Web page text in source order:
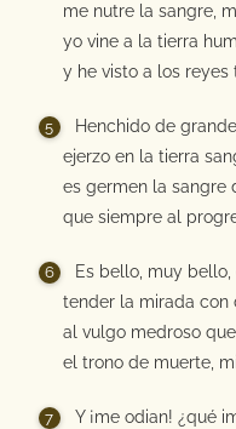
me nutre la sangre,
yo vine a la tierra
y he visto a los reyes
Henchido de
ejerzo en la tierra
es germen la sangre
que siempre al
Es bello, muy
tender la mirada con
al vulgo medroso
el trono de muerte,
Y ¡me odian! ¿qué